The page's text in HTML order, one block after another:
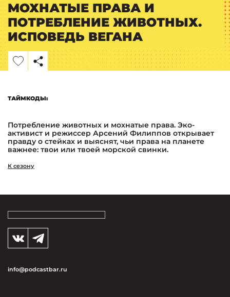
МОХНАТЫЕ ПРАВА И
ПОТРЕБЛЕНИЕ ЖИВОТНЫХ.
ИСПОВЕДЬ ВЕГАНА
ТАЙМКОДЫ:
Потребление животных и мохнатые права. Эко-
активист и режиссер Арсений Филиппов открывает
правду о стейках и выяснят, чьи права на планете
важнее: твои или твоей морской свинки.
К сезону
info@podcastbar.ru